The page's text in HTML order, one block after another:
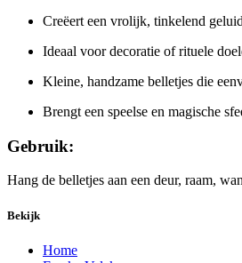
Creëert een vrolijk, tinkelend geluid
Ideaal voor decoratie of rituele
Kleine, handzame belletjes die
Brengt een speelse en magische
Gebruik:
Hang de belletjes aan een deur, raam,
Bekijk
Home